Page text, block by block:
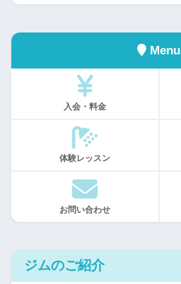
Menu
入会・料金
体験レッスン
お問い合わせ
ジムのご紹介